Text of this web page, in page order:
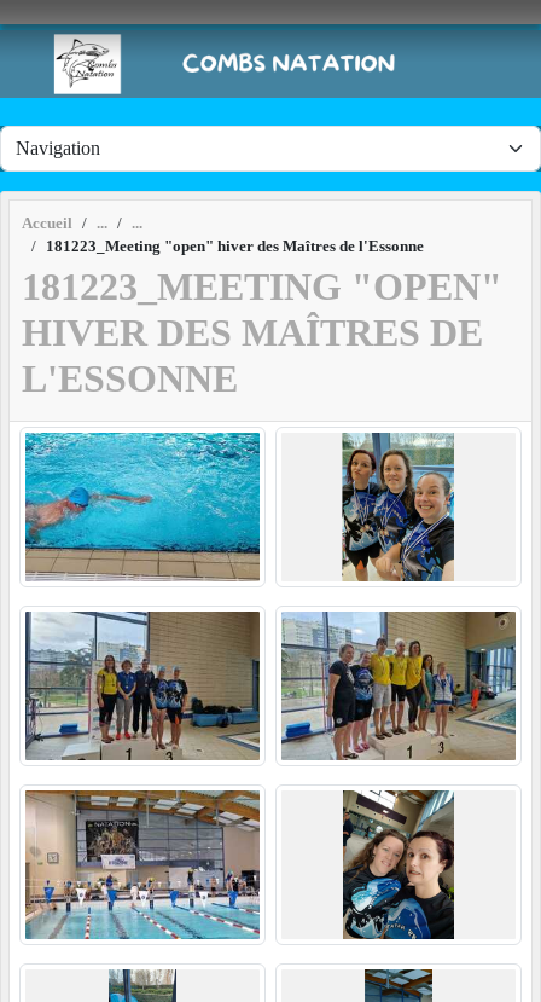
Accueil
181223_Meeting "open" hiver des Maîtres de l'Essonne
181223_MEETING "OPEN"
HIVER DES MAÎTRES DE
L'ESSONNE